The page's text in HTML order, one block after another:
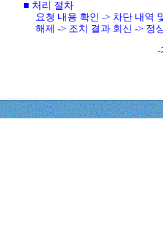
■ 처리 절차
요청 내용 확인 -> 차단 내역
해제 -> 조치 결과 회신 -> 정
-